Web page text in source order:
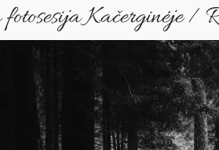
fotosesija Kačerginėje